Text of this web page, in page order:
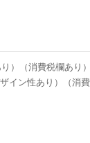
）（消費税欄あり）
ン性あり）（消